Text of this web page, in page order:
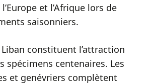
et l’Afrique lors de
saisonniers.
constituent l’attraction
spécimens centenaires. Les
et genévriers complètent